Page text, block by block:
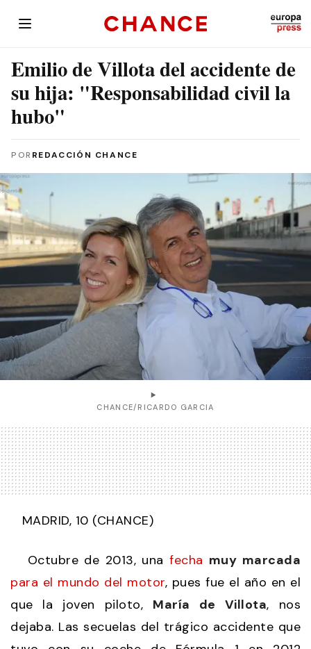
Emilio de Villota del accidente de
su hija: "Responsabilidad civil la
hubo"
POR REDACCIÓN CHANCE
CHANCE/RICARDO GARCIA
MADRID, 10 (CHANCE)
Octubre de 2013, unafecha muy marcada
para el mundo del motor, pues fue el año en el
que la joven piloto, María de Villota, nos
dejaba. Las secuelas del trágico accidente que